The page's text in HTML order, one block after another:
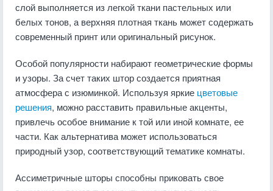
слой выполняется из легкой ткани пастельных или
белых тонов, а верхняя плотная ткань может содержать
современный принт или оригинальный рисунок.
Особой популярности набирают геометрические формы
и узоры. За счет таких штор создается приятная
атмосфера с изюминкой. Используя яркие цветовые
решения, можно расставить правильные акценты,
привлечь особое внимание к той или иной комнате, ее
части. Как альтернатива может использоваться
природный узор, соответствующий тематике комнаты.
Ассиметричные шторы способны приковать свое